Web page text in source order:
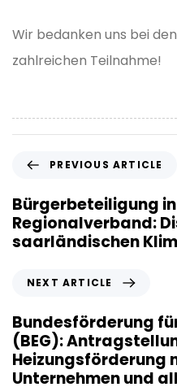
Wir bedanken uns bei
zahlreichen Teilnahme!
e
v
i
o
r
t
i
PREVIOUS ARTICLE
Bürgerbeteiligung
Regionalverband:
saarländischen
x
t
A
r
NEXT ARTICLE
Bundesförderung
(BEG):
Heizungsförderung
Unternehmen und